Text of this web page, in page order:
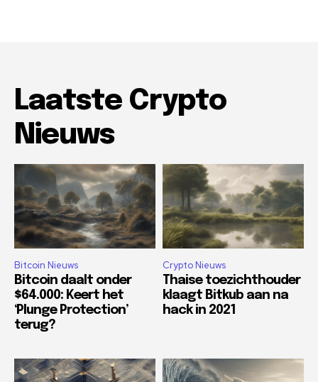
Laatste Crypto
Nieuws
Bitcoin Nieuws
Bitcoin daalt onder
$64.000: Keert het
‘Plunge Protection’
terug?
Crypto Nieuws
Thaise toezichthouder
klaagt Bitkub aan na
hack in 2021